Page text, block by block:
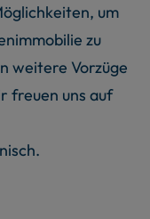
um
zu
weitere Vorzüge
freuen uns auf